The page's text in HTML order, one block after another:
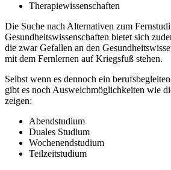
Therapiewissenschaften
Die Suche nach Alternativen zum
Gesundheitswissenschaften bietet sich
die zwar Gefallen an den
mit dem Fernlernen auf Kriegsfuß stehen.
Selbst wenn es dennoch ein
gibt es noch Ausweichmöglichkeiten wie
zeigen:
Abendstudium
Duales Studium
Wochenendstudium
Teilzeitstudium